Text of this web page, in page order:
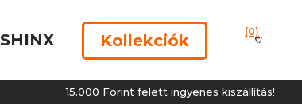
SHINX Kollekciók (0)
15.000 Forint felett ingyenes kiszállítás!